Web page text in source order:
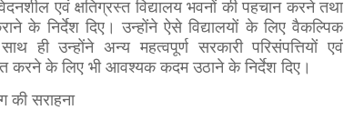
एवं क्षतिग्रस्त विद्यालय भवनों की पहचान करने तथा
के निर्देश दिए। उन्होंने ऐसे विद्यालयों के लिए वैकल्पिक
ही उन्होंने अन्य महत्वपूर्ण सरकारी परिसंपत्तियों एवं
करने के लिए भी आवश्यक कदम उठाने के निर्देश दिए।
की सराहना